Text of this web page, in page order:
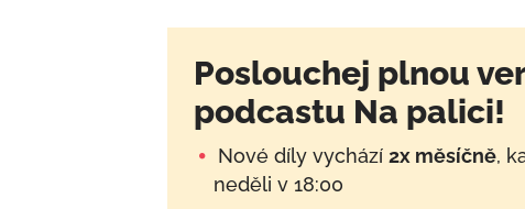
Poslouchej plnou
podcastu Na palici!
Nové díly vychází 2x měsíčně,
neděli v 18:00